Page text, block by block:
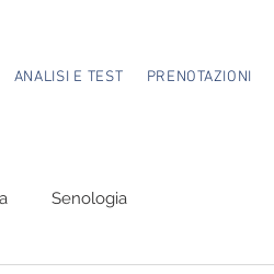
ANALISI E TEST PRENOTAZIONI
Senologia